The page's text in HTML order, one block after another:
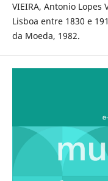
VIEIRA, Antonio
Lisboa entre 1830 e
da Moeda, 1982.